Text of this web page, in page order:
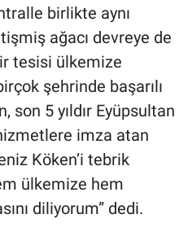
birlikte aynı
ağacı devreye de
tesisi ülkemize
şehrinde başarılı
son 5 yıldır Eyüpsultan
imza atan
Köken’i tebrik
ülkemize hem
diliyorum” dedi.